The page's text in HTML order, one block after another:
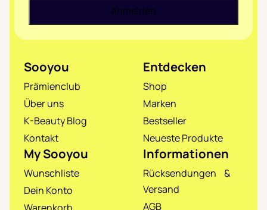
Sooyou
Prämienclub
Über uns
K-Beauty Blog
Kontakt
Entdecken
Shop
Marken
Bestseller
Neueste Produkte
My Sooyou
Wunschliste
Dein Konto
Informationen
Rücksendungen &
Versand
AGB